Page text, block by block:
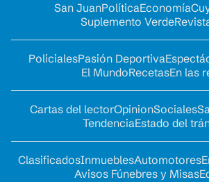
San JuanPolíticaEconomía
Suplemento Verde
PolicialesPasión Deportiva
El MundoRecetasEn las
Cartas del lectorOpinionSociales
TendenciaEstado del
ClasificadosInmueblesAutomotores
Avisos Fúnebres y Misas